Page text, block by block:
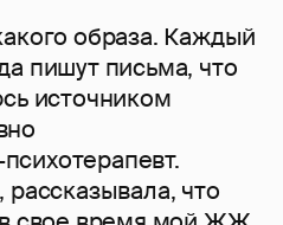
образа. Каждый
пишут письма, что
источником
что